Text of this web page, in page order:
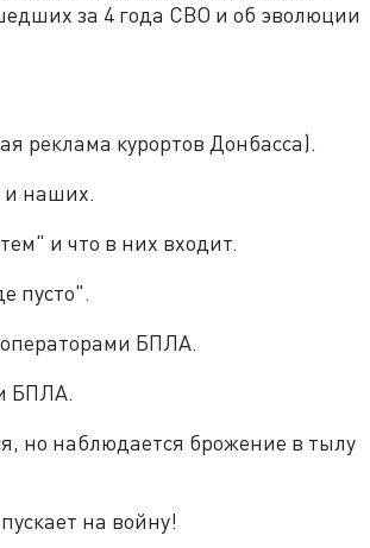
за 4 года СВО и об эволюции
реклама курортов Донбасса).
и наших.
и что в них входит.
пусто".
операторами БПЛА.
БПЛА.
но наблюдается брожение в тылу
на войну!